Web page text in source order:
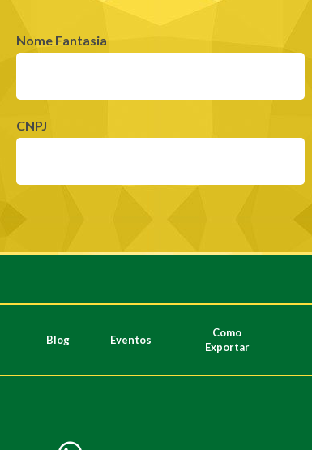
Nome Fantasia
CNPJ
Blog Eventos
Como
Exportar